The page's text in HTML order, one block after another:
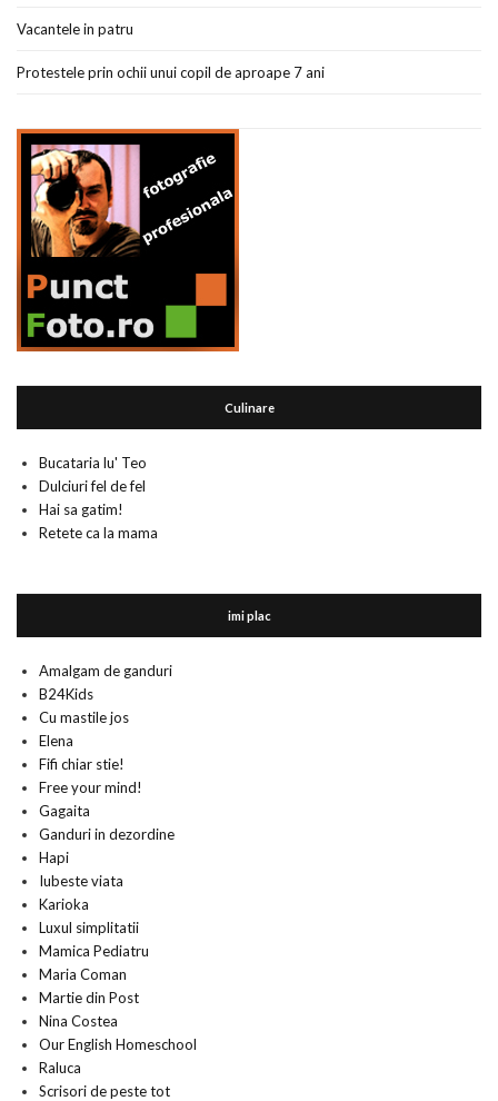
Vacantele in patru
Protestele prin ochii unui copil de aproape 7 ani
Culinare
Bucataria lu' Teo
Dulciuri fel de fel
Hai sa gatim!
Retete ca la mama
imi plac
Amalgam de ganduri
B24Kids
Cu mastile jos
Elena
Fifi chiar stie!
Free your mind!
Gagaita
Ganduri in dezordine
Hapi
Iubeste viata
Karioka
Luxul simplitatii
Mamica Pediatru
Maria Coman
Martie din Post
Nina Costea
Our English Homeschool
Raluca
Scrisori de peste tot